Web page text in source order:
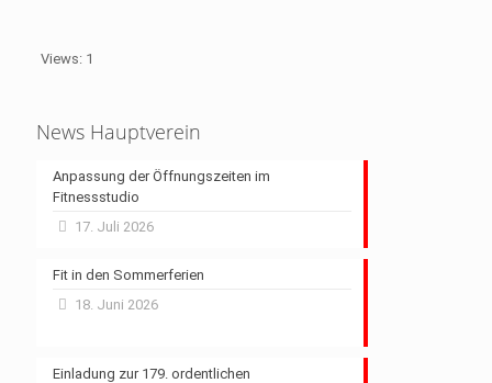
Views: 1
News Hauptverein
Anpassung der Öffnungszeiten im
Fitnessstudio
17. Juli 2026
Fit in den Sommerferien
18. Juni 2026
Einladung zur 179. ordentlichen